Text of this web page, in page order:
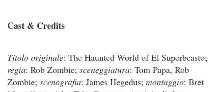
Cast & Credits
Titolo originale: The Haunted World of El Superbeasto;
regia: Rob Zombie; sceneggiatura: Tom Papa, Rob
Zombie; scenografia: James Hegedus; montaggio: Bret